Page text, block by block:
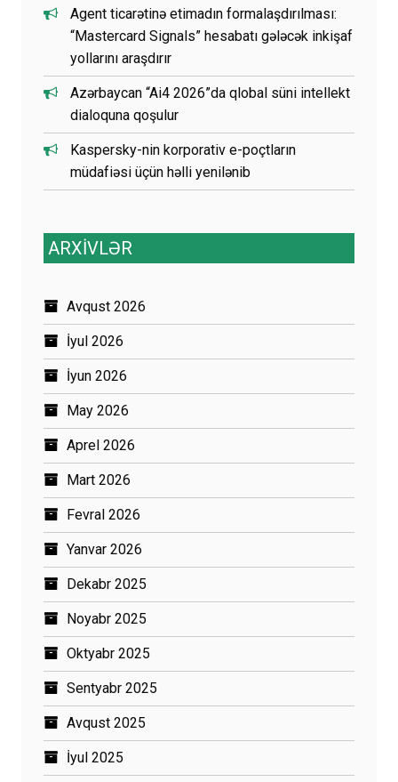
Agent ticarətinə etimadın formalaşdırılması:
“Mastercard Signals” hesabatı gələcək inkişaf
yollarını araşdırır
Azərbaycan “Ai4 2026”da qlobal süni intellekt
dialoquna qoşulur
Kaspersky-nin korporativ e-poçtların
müdafiəsi üçün həlli yenilənib
ARXİVLƏR
Avqust 2026
İyul 2026
İyun 2026
May 2026
Aprel 2026
Mart 2026
Fevral 2026
Yanvar 2026
Dekabr 2025
Noyabr 2025
Oktyabr 2025
Sentyabr 2025
Avqust 2025
İyul 2025